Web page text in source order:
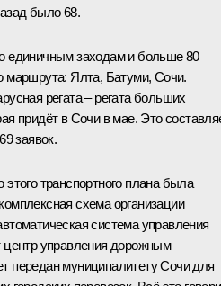
было 68.
единичным заходам и больше 80
маршрута: Ялта, Батуми, Сочи.
регата – регата больших
придёт в Сочи в мае. Это
заявок.
этого транспортного плана была
схема организации
система управления
центр управления дорожным
передан муниципалитету Сочи для